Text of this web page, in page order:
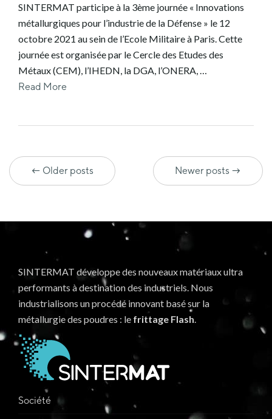
SINTERMAT participe à la 3ème journée « Innovations
métallurgiques pour l’industrie de la Défense » le 12
octobre 2021 au sein de l’Ecole Militaire à Paris. Cette
journée est organisée par le Cercle des Etudes des
Métaux (CEM), l’IHEDN, la DGA, l’ONERA, …
Read More
← Older posts Newer posts →
SINTERMAT développe des nouveaux matériaux ultra
performants à destination des industriels. Nous
industrialisons un procédé innovant basé sur la
métallurgie des poudres : le frittage Flash
Société